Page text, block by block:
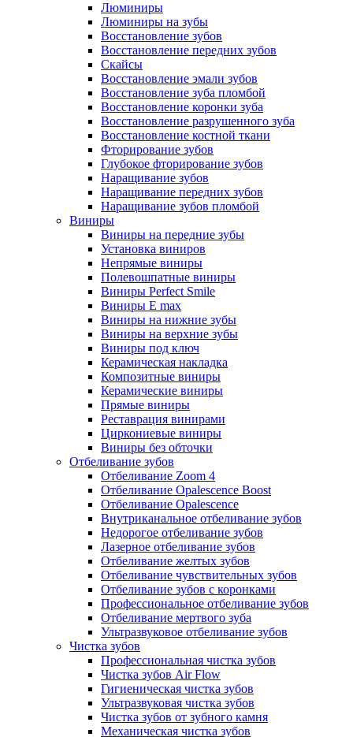
Люминиры
Люминиры на зубы
Восстановление зубов
Восстановление передних зубов
Скайсы
Восстановление эмали зубов
Восстановление зуба пломбой
Восстановление коронки зуба
Восстановление разрушенного зуба
Восстановление костной ткани
Фторирование зубов
Глубокое фторирование зубов
Наращивание зубов
Наращивание передних зубов
Наращивание зубов пломбой
Виниры
Виниры на передние зубы
Установка виниров
Непрямые виниры
Полевошпатные виниры
Виниры Perfect Smile
Виниры E max
Виниры на нижние зубы
Виниры на верхние зубы
Виниры под ключ
Керамическая накладка
Композитные виниры
Керамические виниры
Прямые виниры
Реставрация винирами
Циркониевые виниры
Виниры без обточки
Отбеливание зубов
Отбеливание Zoom 4
Отбеливание Opalescence Boost
Отбеливание Opalescence
Внутриканальное отбеливание зубов
Недорогое отбеливание зубов
Лазерное отбеливание зубов
Отбеливание желтых зубов
Отбеливание чувствительных зубов
Отбеливание зубов с коронками
Профессиональное отбеливание зубов
Отбеливание мертвого зуба
Ультразвуковое отбеливание зубов
Чистка зубов
Профессиональная чистка зубов
Чистка зубов Air Flow
Гигиеническая чистка зубов
Ультразвуковая чистка зубов
Чистка зубов от зубного камня
Механическая чистка зубов